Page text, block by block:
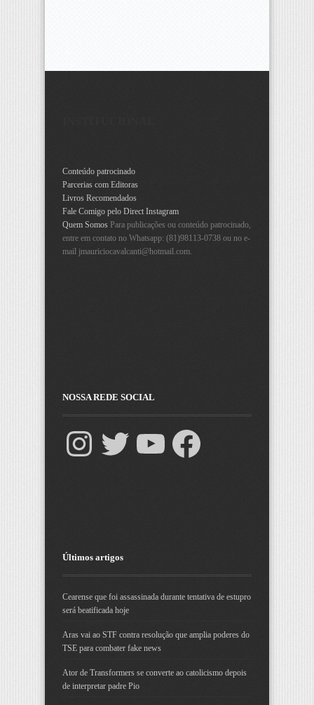
Conteúdo patrocinado
Parcerias com Editoras
Livros Recomendados
Fale Comigo pelo Direct Instagram
Quem Somos Para publicações ou conteúdo patrocinado,
entre em contato no Whatsapp: (81)98113-0738 ou no e-
mail jmauriciocavalcanti@hotmail.com.
NOSSA REDE SOCIAL
Últimos artigos
Cearense que foi assassinada durante tentativa de estupro
será beatificada hoje
Aras vai ao STF contra resolução que amplia poderes do
TSE para combater fake news
Ator de Transformers se converte ao catolicismo depois
de interpretar padre Pio